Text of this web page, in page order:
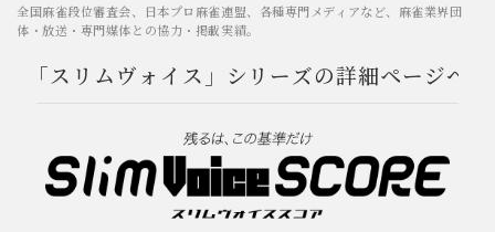
そんな疑問をスッキリ解決！
家庭での麻雀ライフが、もっと身近で快適になる――
「家庭でもっと気軽に麻雀を楽しめる時代が来ている！」
その魅力を一人でも多くの人に伝えたい、という想いで始めま
した。
全国麻雀段位審査会、日本プロ麻雀連盟、各種専門メディアなど、麻雀業界団
体・放送・専門媒体との協力・掲載実績。
「スリムヴォイス」シリーズの詳細ページへ